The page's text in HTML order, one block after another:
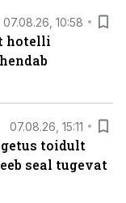
07.08.26, 10:58
hotelli
07.08.26, 15:11
toidult
seal tugevat